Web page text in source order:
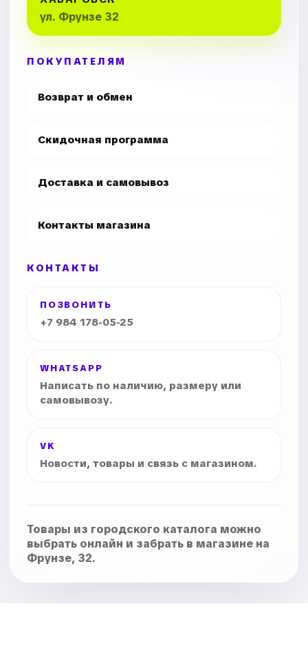
ул. Фрунзе 32
ПОКУПАТЕЛЯМ
Возврат и обмен
Скидочная программа
Доставка и самовывоз
Контакты магазина
КОНТАКТЫ
ПОЗВОНИТЬ
+7 984 178-05-25
WHATSAPP
Написать по наличию, размеру или
самовывозу.
VK
Новости, товары и связь с магазином.
Товары из городского каталога можно
выбрать онлайн и забрать в магазине на
Фрунзе, 32.